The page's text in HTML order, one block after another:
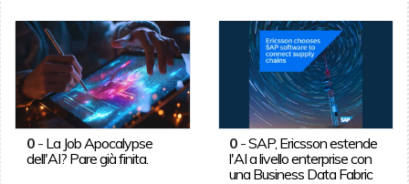
0- La Job Apocalypse
dell'AI? Pare già finita.
0 -SAP, Ericsson estende
l'AI a livello enterprise con
una Business Data Fabric